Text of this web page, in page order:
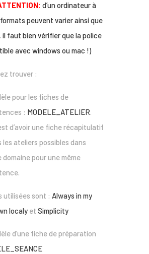
d’un ordinateur à
formats peuvent varier ainsi que
il faut bien vérifier que la police
avec windows ou mac !)
trouver :
pour les fiches de
: MODELE_ATELIER.
d’avoir une fiche récapitulatif
les ateliers possibles dans
domaine pour une même
utilisées sont : Always in my
localy et Simplicity
d’une fiche de préparation